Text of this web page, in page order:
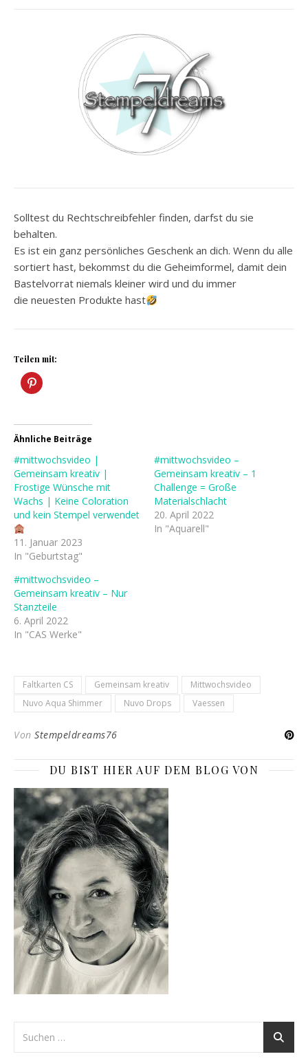
Solltest du Rechtschreibfehler finden, darfst du sie
behalten.
Es ist ein ganz persönliches Geschenk an dich. Wenn du alle
sortiert hast, bekommst du die Geheimformel, damit dein
Bastelvorrat niemals kleiner wird und du immer
die neuesten Produkte hast
Teilen mit:
Ähnliche Beiträge
#mittwochsvideo |
Gemeinsam kreativ |
Frostige Wünsche mit
Wachs | Keine Coloration
und kein Stempel verwendet
11. Januar 2023
In "Geburtstag"
#mittwochsvideo –
Gemeinsam kreativ – 1
Challenge = Große
Materialschlacht
20. April 2022
In "Aquarell"
#mittwochsvideo –
Gemeinsam kreativ – Nur
Stanzteile
6. April 2022
In "CAS Werke"
Faltkarten CS Gemeinsam kreativ
Mittwochsvideo
Nuvo Aqua Shimmer
Nuvo Drops Vaessen
Von Stempeldreams76
DU BIST HIER AUF DEM BLOG VON